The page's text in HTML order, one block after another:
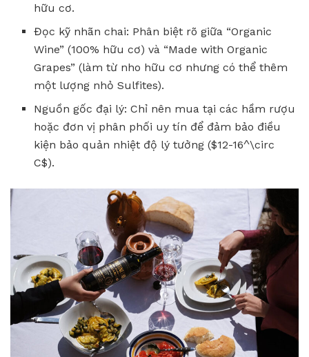
hữu cơ.
Đọc kỹ nhãn chai: Phân biệt rõ giữa “Organic
Wine” (100% hữu cơ) và “Made with Organic
Grapes” (làm từ nho hữu cơ nhưng có thể thêm
một lượng nhỏ Sulfites).
Nguồn gốc đại lý: Chỉ nên mua tại các hầm rượu
hoặc đơn vị phân phối uy tín để đảm bảo điều
kiện bảo quản nhiệt độ lý tưởng ($12-16^\circ
C$).